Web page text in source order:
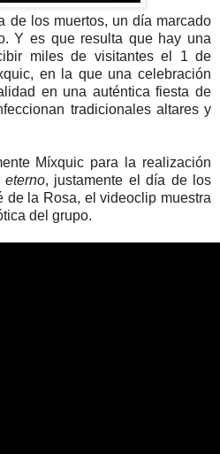
de los muertos, un día marcado
Y es que resulta que hay una
miles de visitantes el 1 de
en la que una celebración
en una auténtica fiesta de
tradicionales altares y
Míxquic para la realización
eterno, justamente el día de los
de la Rosa, el videoclip muestra
del grupo.